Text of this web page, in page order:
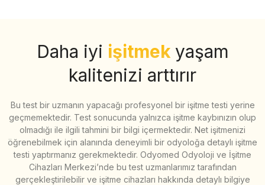
Daha iyi işitmek yaşam
kalitenizi arttırır
Bu test bir uzmanın yapacağı profesyonel bir işitme testi yerine
geçmemektedir. Test sonucunda yalnızca işitme kaybınızın olup
olmadığı ile ilgili tahmini bir bilgi içermektedir. Net işitmenizi
öğrenebilmek için alanında deneyimli bir odyoloğa detaylı işitme
testi yaptırmanız gerekmektedir. Odyomed Odyoloji ve İşitme
Cihazları Merkezi’nde bu test uzmanlarımız tarafından
gerçekleştirilebilir ve işitme cihazları hakkında detaylı bilgiye